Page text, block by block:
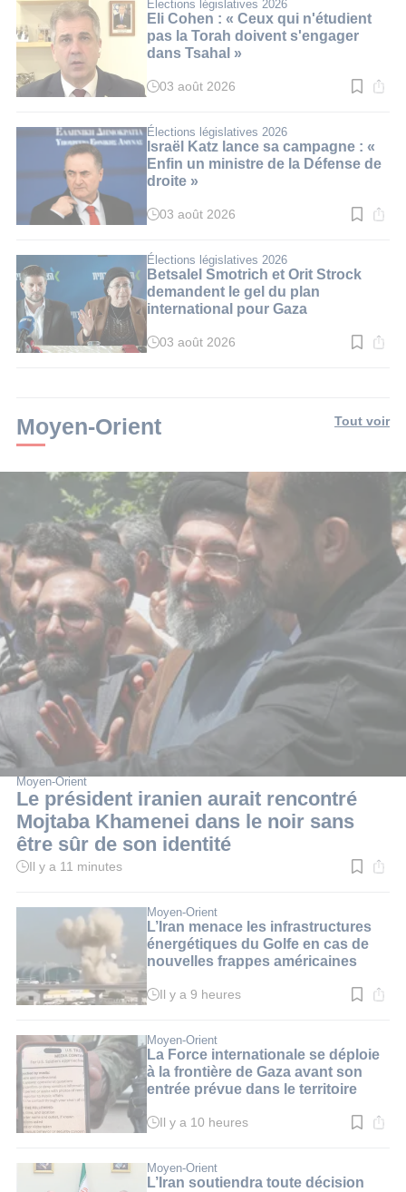
3
min.
Élections législatives 2026
Eli Cohen : « Ceux qui n'étudient
pas la Torah doivent s'engager
dans Tsahal »
Temps
:
3
min.
03 août 2026
Élections législatives 2026
Israël Katz lance sa campagne : «
Enfin un ministre de la Défense de
droite »
Temps
:
2
min.
03 août 2026
Élections législatives 2026
Betsalel Smotrich et Orit Strock
demandent le gel du plan
international pour Gaza
Temps
03 août 2026
Moyen-Orient Tout voir
Moyen-Orient
Le président iranien aurait rencontré
Mojtaba Khamenei dans le noir sans
être sûr de son identité
Temps
:
Il y a 11 minutes
Moyen-Orient
L’Iran menace les infrastructures
énergétiques du Golfe en cas de
nouvelles frappes américaines
Temps
:
3
min.
Il y a 9 heures
Moyen-Orient
La Force internationale se déploie
à la frontière de Gaza avant son
entrée prévue dans le territoire
Temps
:
2
Il y a 10 heures
Moyen-Orient
L’Iran soutiendra toute décision